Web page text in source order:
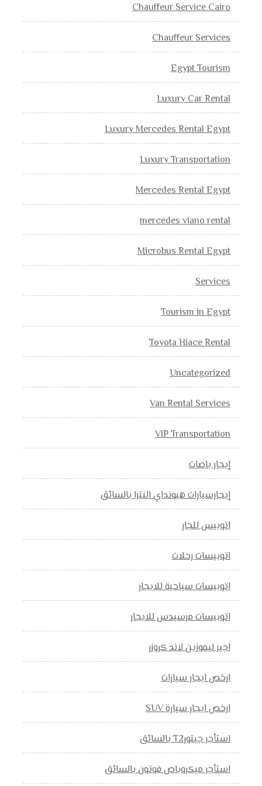
Chauffeur Service Cairo
Chauffeur Services
Egypt Tourism
Luxury Car Rental
Luxury Mercedes Rental Egypt
Luxury Transportation
Mercedes Rental Egypt
mercedes viano rental
Microbus Rental Egypt
Services
Tourism in Egypt
Toyota Hiace Rental
Uncategorized
Van Rental Services
VIP Transportation
إيجار باصات
إيجارسيارات هيونداي النترا بالسائق
اتوبيس للجار
اتوبيسات رحلات
اتوبيسات سياحية للايجار
اتوبيسات مرسيدس للايجار
اجير ليموزين لاند كروزر
ارخص ايجار سيارات
ارخص ايجار سيارة SUV
استأجر جيتورT2 بالسائق
استأجر ميكروباص فوتون بالسائق